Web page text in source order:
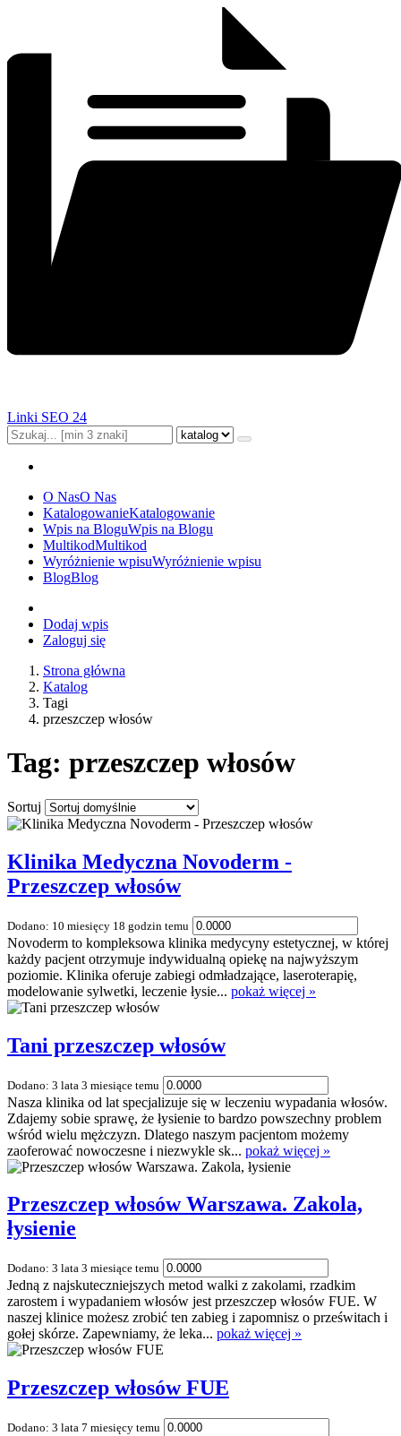
Linki SEO 24
O NasO Nas
KatalogowanieKatalogowanie
Wpis na BloguWpis na Blogu
MultikodMultikod
Wyróżnienie wpisuWyróżnienie wpisu
BlogBlog
Dodaj wpis
Zaloguj się
Strona główna
Katalog
Tagi
przeszczep włosów
Tag: przeszczep włosów
Sortuj
Klinika Medyczna Novoderm -
Przeszczep włosów
Dodano: 10 miesięcy 18 godzin temu
Novoderm to kompleksowa klinika medycyny estetycznej, w której
każdy pacjent otrzymuje indywidualną opiekę na najwyższym
poziomie. Klinika oferuje zabiegi odmładzające, laseroterapię,
modelowanie sylwetki, leczenie łysie... pokaż więcej »
Tani przeszczep włosów
Dodano: 3 lata 3 miesiące temu
Nasza klinika od lat specjalizuje się w leczeniu wypadania włosów.
Zdajemy sobie sprawę, że łysienie to bardzo powszechny problem
wśród wielu mężczyzn. Dlatego naszym pacjentom możemy
zaoferować nowoczesne i niezwykle sk... pokaż więcej »
Przeszczep włosów Warszawa. Zakola,
łysienie
Dodano: 3 lata 3 miesiące temu
Jedną z najskuteczniejszych metod walki z zakolami, rzadkim
zarostem i wypadaniem włosów jest przeszczep włosów FUE. W
naszej klinice możesz zrobić ten zabieg i zapomnisz o prześwitach i
gołej skórze. Zapewniamy, że leka... pokaż więcej »
Przeszczep włosów FUE
Dodano: 3 lata 7 miesięcy temu